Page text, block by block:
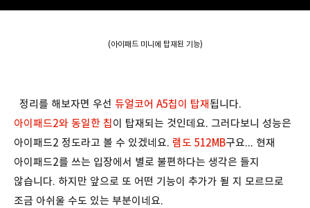
(아이패드 미니에 탑재된 기능)
정리를 해보자면 우선 듀얼코어 A5칩이 탑재됩니다.
아이패드2와 동일한 칩이 탑재되는 것인데요. 그러다보니 성능은
아이패드2 정도라고 볼 수 있겠네요. 램도 512MB구요... 현재
아이패드2를 쓰는 입장에서 별로 불편하다는 생각은 들지
않습니다. 하지만 앞으로 또 어떤 기능이 추가가 될 지 모르므로
조금 아쉬울 수도 있는 부분이네요.